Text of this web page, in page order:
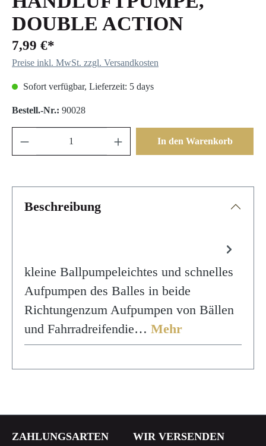
DOUBLE ACTION
7,99 €*
Preise inkl. MwSt. zzgl. Versandkosten
Sofort verfügbar, Lieferzeit: 5 days
Bestell.-Nr.: 90028
In den Warenkorb
Beschreibung
kleine Ballpumpeleichtes und schnelles
Aufpumpen des Balles in beide
Richtungenzum Aufpumpen von Bällen
und Fahrradreifendie… Mehr
ZAHLUNGSARTEN
WIR VERSENDEN